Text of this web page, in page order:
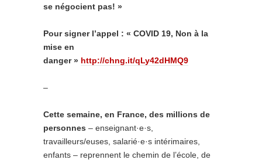
se négocient pas! »
Pour signer l’appel : « COVID 19, Non à la
mise en
danger » http://chng.it/qLy42dHMQ9
–
Cette semaine, en France, des millions de
personnes – enseignant·e·s,
travailleurs/euses, salarié·e·s intérimaires,
enfants – reprennent le chemin de l’école, de